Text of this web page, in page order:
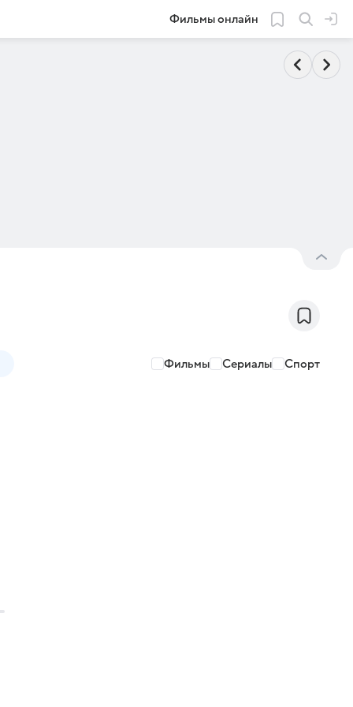
Фильмы онлайн
Фильмы Сериалы Спорт